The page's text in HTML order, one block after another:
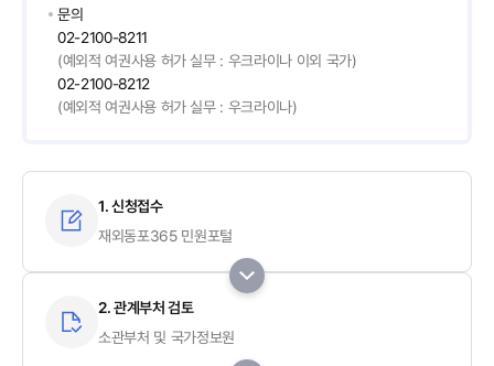
문의
02-2100-8211
(예외적 여권사용 허가 실무 : 우크라이나 이외 국가)
02-2100-8212
(예외적 여권사용 허가 실무 : 우크라이나)
1. 신청접수
재외동포365 민원포털
2. 관계부처 검토
소관부처 및 국가정보원